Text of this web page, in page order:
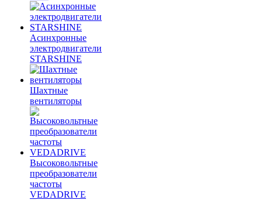
Асинхронные
электродвигатели
STARSHINE
Шахтные
вентиляторы
Высоковольтные
преобразователи
частоты
VEDADRIVE